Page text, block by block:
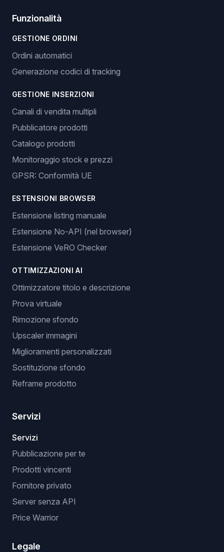
Funzionalità
GESTIONE ORDINI
Ordini automatici
Generazione codici di tracking
GESTIONE INSERZIONI
Canali di vendita multipli
Pubblicatore prodotti
Catalogo prodotti
Monitoraggio stock e prezzi
GPSR: Conformità UE
ESTENSIONI BROWSER
Estensione listing manuale
Estensione No-API (nel browser)
Estensione VeRO Checker
OTTIMIZZAZIONI AI
Ottimizzatore titolo e descrizione
Prova virtuale
Rimozione sfondo
Upscaler immagini
Miglioramenti personalizzati
Sostituzione sfondo
Reframe prodotto
Servizi
Servizi
Pubblicazione per te
Prodotti vincenti
Fornitore privato
Server senza API
Price Warrior
Legale